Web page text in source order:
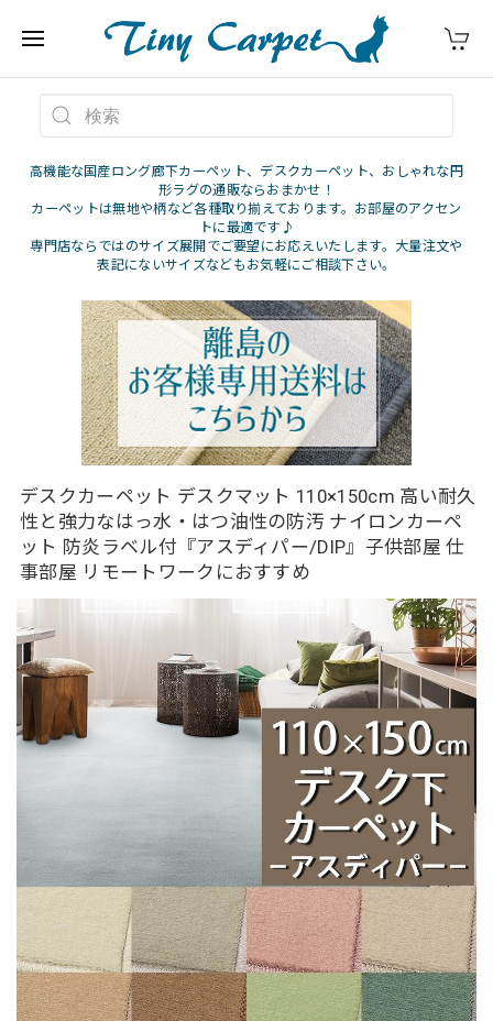
高機能な国産ロング廊下カーペット、デスクカーペット、おしゃれな円
形ラグの通販ならおまかせ！
カーペットは無地や柄など各種取り揃えております。お部屋のアクセン
トに最適です♪
専門店ならではのサイズ展開でご要望にお応えいたします。大量注文や
表記にないサイズなどもお気軽にご相談下さい。
デスクカーペット デスクマット 110×150cm 高い耐久
性と強力なはっ水・はつ油性の防汚 ナイロンカーペ
ット 防炎ラベル付『アスディパー/DIP』子供部屋 仕
事部屋 リモートワークにおすすめ